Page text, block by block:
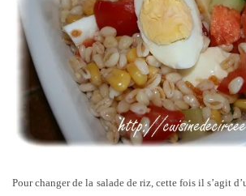
Pour changer de la salade de riz, cette fois il s’agit